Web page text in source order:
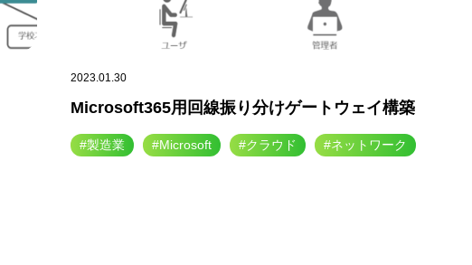
2023.01.30
Microsoft365用回線振り分けゲートウェイ構築
#製造業 #Microsoft #クラウド #ネットワーク